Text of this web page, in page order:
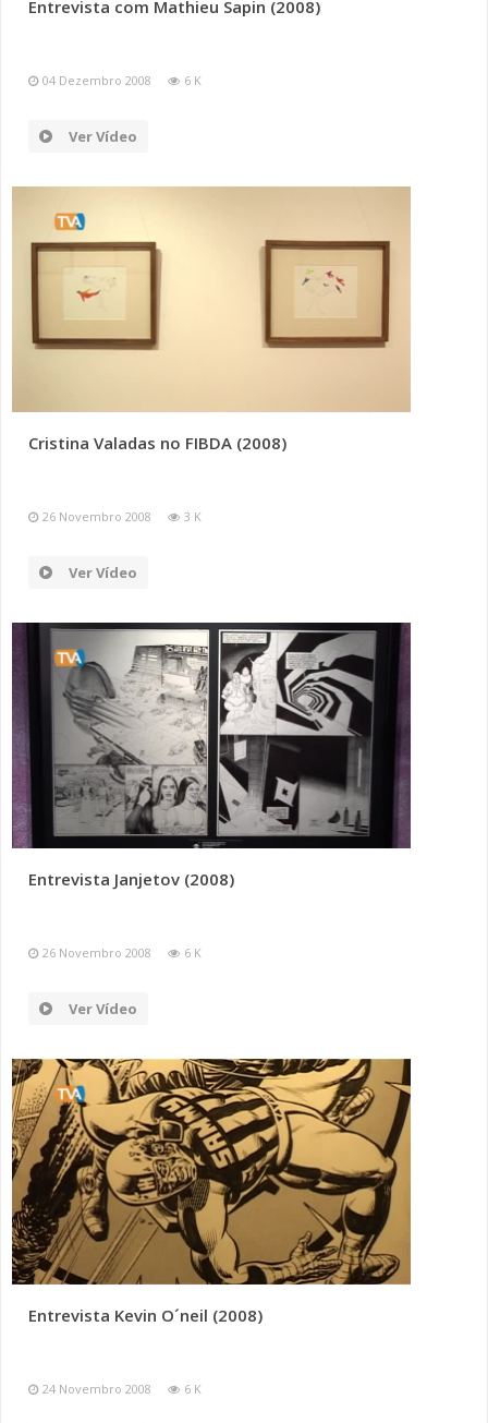
Entrevista com Mathieu Sapin (2008)
04 Dezembro 2008 6 K
Ver Vídeo
Cristina Valadas no FIBDA (2008)
26 Novembro 2008 3 K
Ver Vídeo
Entrevista Janjetov (2008)
26 Novembro 2008 6 K
Ver Vídeo
Entrevista Kevin O´neil (2008)
24 Novembro 2008 6 K